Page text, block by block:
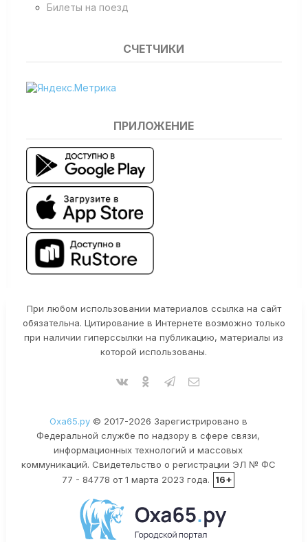
Билеты на поезд
СЧЕТЧИКИ
ПРИЛОЖЕНИЕ
При любом использовании материалов ссылка на сайт
обязательна. Цитирование в Интернете возможно только
при наличии гиперссылки на публикацию, материалы из
которой использованы.
Оха65.ру© 2017-2026 Зарегистрировано в
Федеральной службе по надзору в сфере связи,
информационных технологий и массовых
коммуникаций. Свидетельство о регистрации ЭЛ № ФС
77 - 84778 от 1 марта 2023 года.
16+